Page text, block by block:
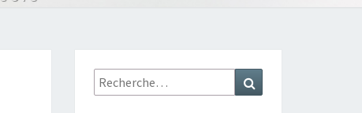
Rechercher :